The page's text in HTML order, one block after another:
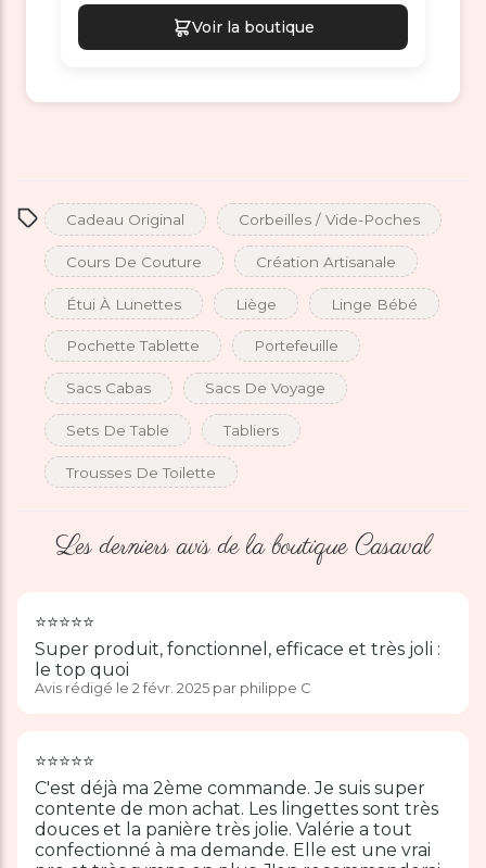
Voir la boutique
Cadeau Original Corbeilles / Vide-Poches
Cours De Couture Création Artisanale
Étui À Lunettes Liège Linge Bébé
Pochette Tablette Portefeuille
Sacs Cabas Sacs De Voyage
Sets De Table Tabliers
Trousses De Toilette
Les derniers avis de la boutique Casaval
⭐️⭐️⭐️⭐️⭐️
Super produit, fonctionnel, efficace et très joli :
le top quoi
Avis rédigé le 2 févr. 2025 par philippe C
⭐️⭐️⭐️⭐️⭐️
C'est déjà ma 2ème commande. Je suis super
contente de mon achat. Les lingettes sont très
douces et la panière très jolie. Valérie a tout
confectionné à ma demande. Elle est une vrai